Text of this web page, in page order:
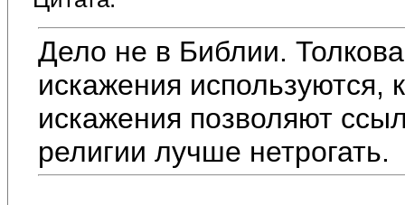
Дело не в Библии.
искажения используются,
искажения позволяют
религии лучше нетрогать.